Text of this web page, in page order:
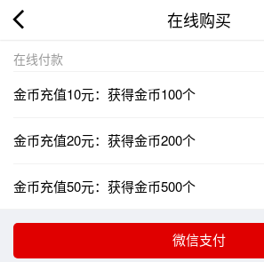
在线购买
在线付款
金币充值10元：获得金币100个
金币充值20元：获得金币200个
金币充值50元：获得金币500个